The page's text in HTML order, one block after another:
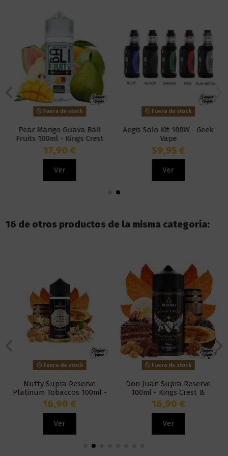
Fuera de stock
Pear Mango Guava Bali
Fruits 100ml - Kings Crest
17,90 €
Ver
Fuera de stock
Aegis Solo Kit 100W - Geek
Vape
59,95 €
Ver
16 de otros productos de la misma categoría:
Fuera de stock
Nutty Supra Reserve
Platinum Tobaccos 100ml -
Bombo
16,90 €
Ver
Fuera de stock
Don Juan Supra Reserve
100ml - Kings Crest &
Bombo
16,90 €
Ver